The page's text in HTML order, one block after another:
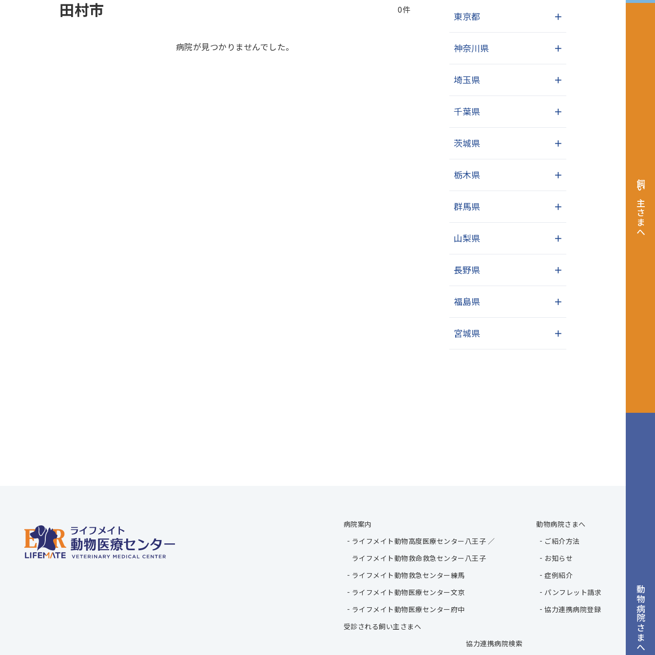
飼い主さまへ
動物病院さまへ
田村市 0件
病院が見つかりませんでした。
東京都 ＋
神奈川県 ＋
埼玉県 ＋
千葉県 ＋
茨城県 ＋
栃木県 ＋
群馬県 ＋
山梨県 ＋
長野県 ＋
福島県 ＋
宮城県 ＋
病院案内
ライフメイト動物高度医療センター八王子 ／
ライフメイト動物救命救急センター八王子
ライフメイト動物救急センター練馬
ライフメイト動物医療センター文京
ライフメイト動物医療センター府中
受診される飼い主さまへ
動物病院さまへ
ご紹介方法
お知らせ
症例紹介
パンフレット請求
協力連携病院登録
協力連携病院検索